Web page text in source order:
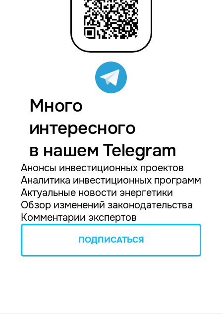
Много
интересного
в нашем Telegram
Анонсы инвестиционных проектов
Аналитика инвестиционных программ
Актуальные новости энергетики
Обзор изменений законодательства
Комментарии экспертов
ПОДПИСАТЬСЯ